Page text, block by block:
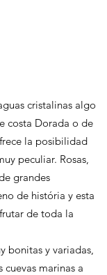
cristalinas algo
costa Dorada o de
la posibilidad
peculiar. Rosas,
grandes
de história y esta
de toda la
bonitas y variadas,
cuevas marinas a